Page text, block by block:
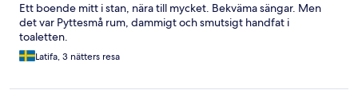
Ett boende mitt i stan, nära till mycket. Bekväma sängar. Men
det var Pyttesmå rum, dammigt och smutsigt handfat i
toaletten.
Latifa, 3 nätters resa